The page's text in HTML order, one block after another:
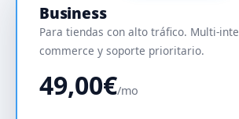
Business
Para tiendas con alto tráfico. Multi-
commerce y soporte prioritario.
49,00€/mo